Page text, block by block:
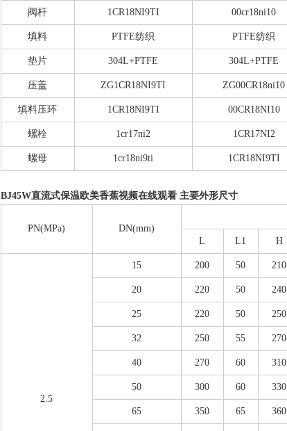
阀杆 1CR18NI9TI 00cr18ni10
填料 PTFE纺织 PTFE纺织
垫片 304L+PTFE 304L+PTFE
压盖 ZG1CR18NI9TI ZG00CR18ni10
填料压环 1CR18NI9TI 00CR18NI10
螺栓 1cr17ni2 1CR17NI2
螺母 1cr18ni9ti 1CR18NI9TI
BJ45W直流式保温欧美香蕉视频在线观看 主要外形尺寸
PN(MPa) DN(mm)
L L1 H
2.5
15 200 50 210
20 220 50 240
25 220 50 250
32 250 55 270
40 270 60 310
50 300 60 330
65 350 65 360